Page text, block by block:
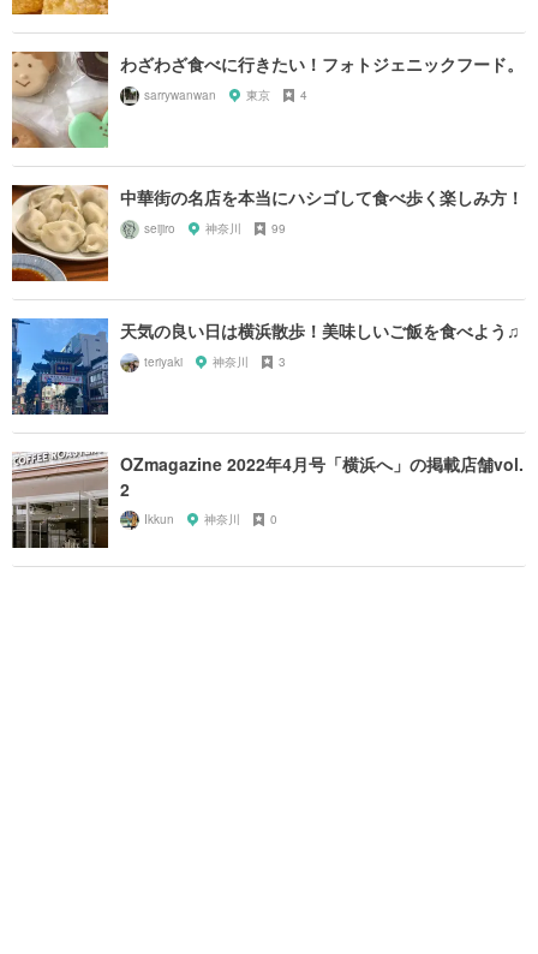
わざわざ食べに行きたい！フォトジェニックフード。
sarrywanwan 東京 4
中華街の名店を本当にハシゴして食べ歩く楽しみ方！
seijiro 神奈川 99
天気の良い日は横浜散歩！美味しいご飯を食べよう♫
teriyaki 神奈川 3
OZmagazine 2022年4月号「横浜へ」の掲載店舗vol.
2
Ikkun 神奈川 0